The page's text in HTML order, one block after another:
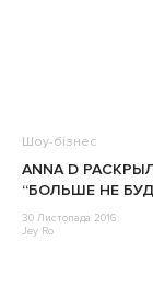
Шоу-бізнес
ANNA D
“БОЛЬШЕ НЕ
30 Листопада 2016
Jey Ro